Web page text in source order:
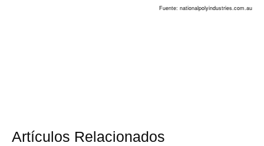
Fuente: nationalpolyindustries.com.au
Artículos Relacionados